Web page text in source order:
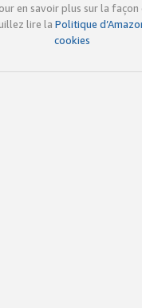
en savoir plus sur la
lire la Politique
cookies